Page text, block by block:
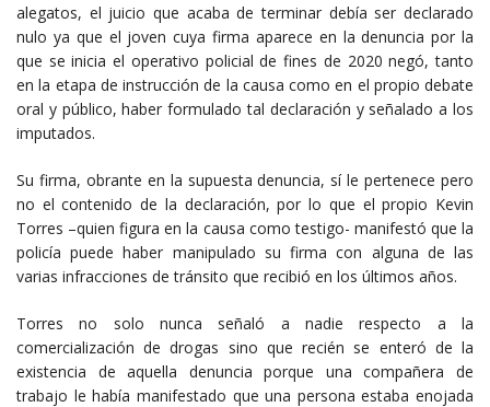
alegatos, el juicio que acaba de terminar debía ser declarado
nulo ya que el joven cuya firma aparece en la denuncia por la
que se inicia el operativo policial de fines de 2020 negó, tanto
en la etapa de instrucción de la causa como en el propio debate
oral y público, haber formulado tal declaración y señalado a los
imputados.
Su firma, obrante en la supuesta denuncia, sí le pertenece pero
no el contenido de la declaración, por lo que el propio Kevin
Torres –quien figura en la causa como testigo- manifestó que la
policía puede haber manipulado su firma con alguna de las
varias infracciones de tránsito que recibió en los últimos años.
Torres no solo nunca señaló a nadie respecto a la
comercialización de drogas sino que recién se enteró de la
existencia de aquella denuncia porque una compañera de
trabajo le había manifestado que una persona estaba enojada